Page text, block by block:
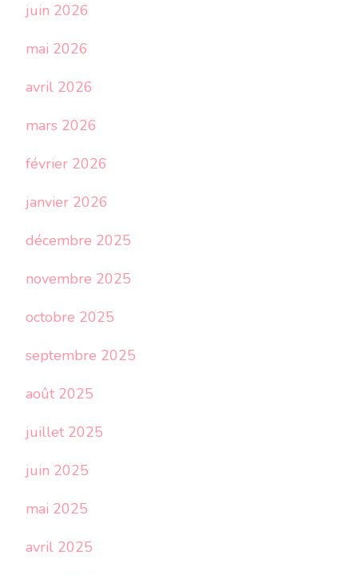
juin 2026
mai 2026
avril 2026
mars 2026
février 2026
janvier 2026
décembre 2025
novembre 2025
octobre 2025
septembre 2025
août 2025
juillet 2025
juin 2025
mai 2025
avril 2025